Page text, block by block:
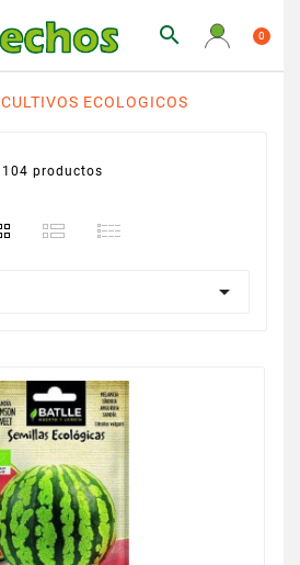
 0
CULTIVOS ECOLOGICOS
104 productos
